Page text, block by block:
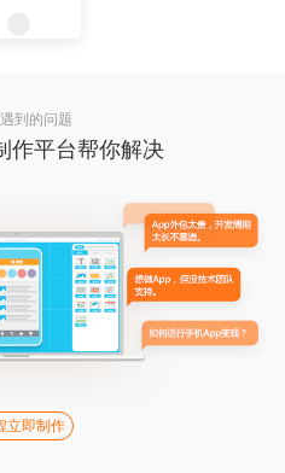
到的问题
作平台帮你解决
立即制作